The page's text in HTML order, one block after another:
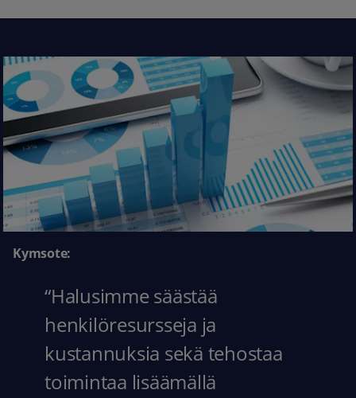
Kymsote:
“Halusimme säästää
henkilöresursseja ja
kustannuksia sekä tehostaa
toimintaa lisäämällä